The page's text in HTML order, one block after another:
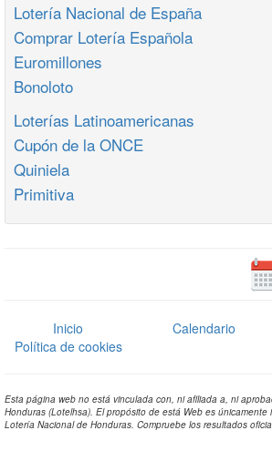
Lotería Nacional de España
Comprar Lotería Española
Euromillones
Bonoloto
Loterías Latinoamericanas
Cupón de la ONCE
Quiniela
Primitiva
Inicio Calendario
Política de cookies
Esta página web no está vinculada con, ni afiliada a, ni
Honduras (Lotelhsa). El propósito de está Web es únicamente
Lotería Nacional de Honduras. Compruebe los resultados